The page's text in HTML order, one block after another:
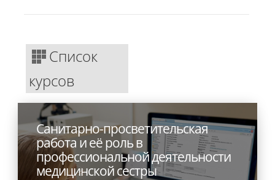
Список
курсов
Санитарно-просветительская
работа и её роль в
профессиональной деятельности
медицинской сестры